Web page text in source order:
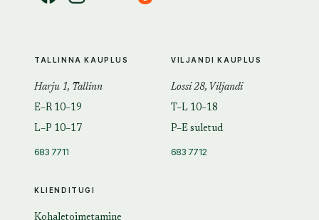
KLIENDITUGI
TALLINNA KAUPLUS
Harju 1, Tallinn
E–R 10–19
L–P 10–17
683 7711
VILJANDI KAUPLUS
Lossi 28, Viljandi
T–L 10–18
P–E suletud
683 7712